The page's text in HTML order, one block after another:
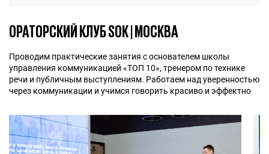
ОРАТОРСКИЙ КЛУБ SOK | МОСКВА
Проводим практические занятия с основателем школы
управления коммуникацией «ТОП 10», тренером по технике
речи и публичным выступлениям. Работаем над уверенностью
через коммуникации и учимся говорить красиво и эффектно